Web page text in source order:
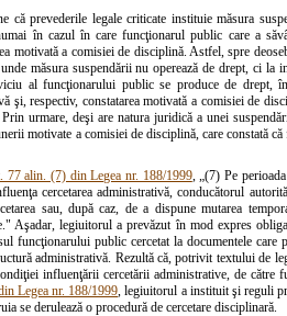
că prevederile legale criticate instituie măsura
în cazul în care funcţionarul public care a
motivată a comisiei de disciplină. Astfel, spre
măsura suspendării nu operează de drept, ci la
al funcţionarului public se produce de drept,
şi, respectiv, constatarea motivată a comisiei de
urmare, deşi are natura juridică a unei
motivate a comisiei de disciplină, care constată
77 alin. (7) din Legea nr. 188/1999, „(7) Pe
cercetarea administrativă, conducătorul
sau, după caz, de a dispune mutarea
Aşadar, legiuitorul a prevăzut în mod expres
funcţionarului public cercetat la documentele care
administrativă. Rezultă că, potrivit textului de
influenţării cercetării administrative, de către
Legea nr. 188/1999 , legiuitorul a instituit şi reguli
se derulează o procedură de cercetare disciplinară.